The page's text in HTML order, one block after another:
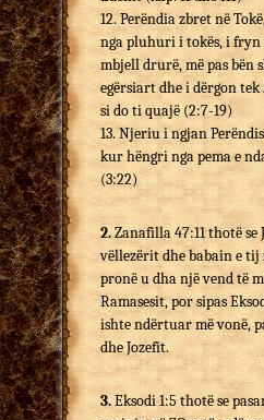
12. Perëndia zbret në
nga pluhuri i tokës, i fryn
mbjell drurë, më pas bën
egërsiart dhe i dërgon tek
si do ti quajë (2:7-19)
13. Njeriu i ngjan
kur hëngri nga pema e
(3:22)
2.Zanafilla 47:11 thotë se
vëllezërit dhe babain e tij
pronë u dha një vend të
Ramasesit, por sipas
ishte ndërtuar më vonë,
dhe Jozefit.
3.Eksodi 1:5 thotë se